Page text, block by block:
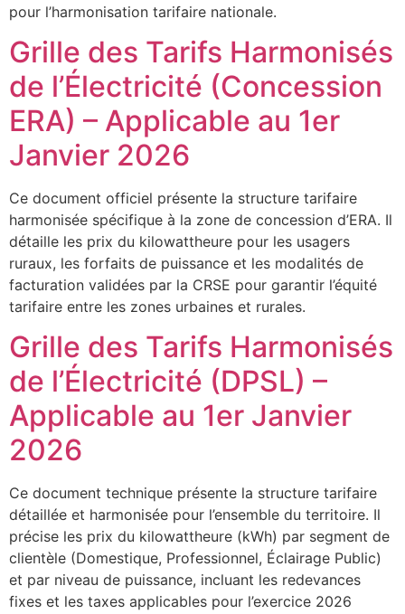
pour l’harmonisation tarifaire nationale.
Grille des Tarifs Harmonisés
de l’Électricité (Concession
ERA) – Applicable au 1er
Janvier 2026
Ce document officiel présente la structure tarifaire
harmonisée spécifique à la zone de concession d’ERA. Il
détaille les prix du kilowattheure pour les usagers
ruraux, les forfaits de puissance et les modalités de
facturation validées par la CRSE pour garantir l’équité
tarifaire entre les zones urbaines et rurales.
Grille des Tarifs Harmonisés
de l’Électricité (DPSL) –
Applicable au 1er Janvier
2026
Ce document technique présente la structure tarifaire
détaillée et harmonisée pour l’ensemble du territoire. Il
précise les prix du kilowattheure (kWh) par segment de
clientèle (Domestique, Professionnel, Éclairage Public)
et par niveau de puissance, incluant les redevances
fixes et les taxes applicables pour l’exercice 2026